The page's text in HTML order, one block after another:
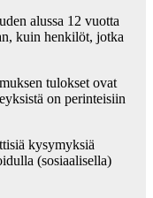
alussa 12 vuotta
kuin henkilöt, jotka
tulokset ovat
on perinteisiin
kysymyksiä
(sosiaalisella)